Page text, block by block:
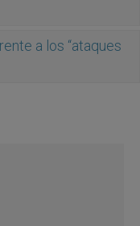
a los “ataques